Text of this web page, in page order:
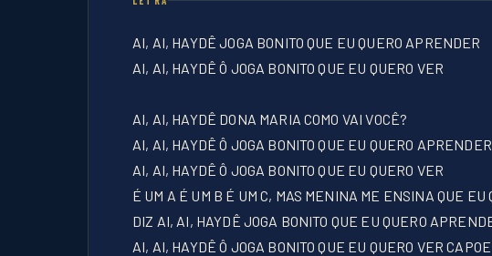
AI, AI, HAYDÊ JOGA BONITO QUE EU QUERO APRENDER
AI, AI, HAYDÊ Ô JOGA BONITO QUE EU QUERO VER
AI, AI, HAYDÊ DONA MARIA COMO VAI VOCÊ?
AI, AI, HAYDÊ Ô JOGA BONITO QUE EU QUERO APRENDER
AI, AI, HAYDÊ Ô JOGA BONITO QUE EU QUERO VER
É UM A É UM B É UM C, MAS MENINA ME ENSINA QUE EU
DIZ AI, AI, HAYDÊ JOGA BONITO QUE EU QUERO
AI, AI, HAYDÊ Ô JOGA BONITO QUE EU QUERO VER